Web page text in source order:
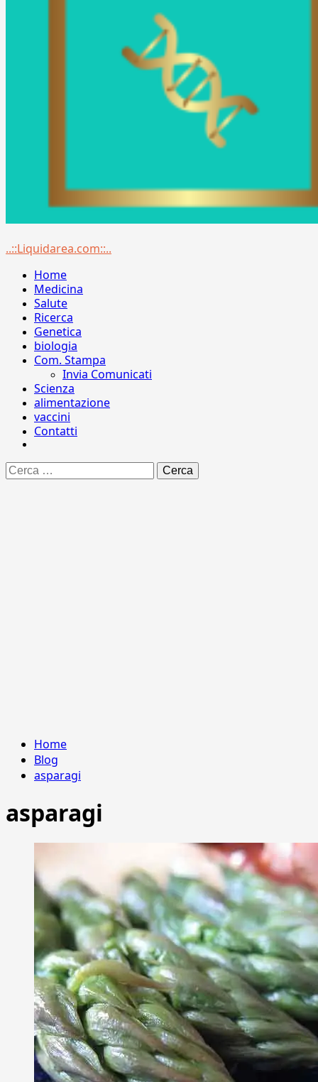
Menu
..::Liquidarea.com::..
Home
Medicina
Salute
Ricerca
Genetica
biologia
Com. Stampa
Invia Comunicati
Scienza
alimentazione
vaccini
Contatti
Ricerca
per:
Home
Blog
asparagi
asparagi